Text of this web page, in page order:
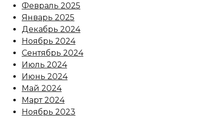
Февраль 2025
Январь 2025
Декабрь 2024
Ноябрь 2024
Сентябрь 2024
Июль 2024
Июнь 2024
Май 2024
Март 2024
Ноябрь 2023